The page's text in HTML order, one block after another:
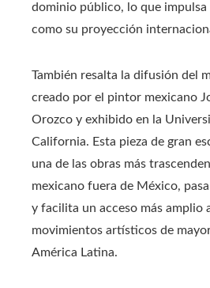
dominio público, lo que
como su proyección
También resalta la difusión del
creado por el pintor mexicano
Orozco y exhibido en la
California. Esta pieza de gran
una de las obras más
mexicano fuera de México,
y facilita un acceso más amplio
movimientos artísticos de
América Latina.